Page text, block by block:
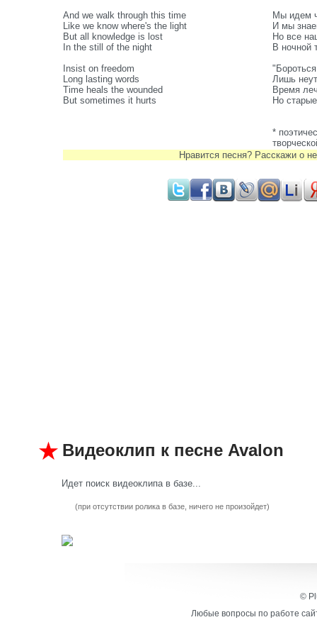
And we walk through this time
Like we know where's the light
But all knowledge is lost
In the still of the night
Insist on freedom
Long lasting words
Time heals the wounded
But sometimes it hurts
Мы идем
И мы
Но все
В ночной
Лишь
Время
Но
*
Нравится песня? Расскажи о
Видеоклип к песне Avalon
Идет поиск видеоклипа в базе...
(при отсутствии ролика в базе, ничего не произойдет)
©
Любые вопросы по работе